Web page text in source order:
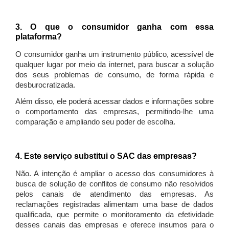
3. O que o consumidor ganha com essa
plataforma?
O consumidor ganha um instrumento público, acessível de
qualquer lugar por meio da internet, para buscar a solução
dos seus problemas de consumo, de forma rápida e
desburocratizada.
Além disso, ele poderá acessar dados e informações sobre
o comportamento das empresas, permitindo-lhe uma
comparação e ampliando seu poder de escolha.
4. Este serviço substitui o SAC das empresas?
Não. A intenção é ampliar o acesso dos consumidores à
busca de solução de conflitos de consumo não resolvidos
pelos canais de atendimento das empresas. As
reclamações registradas alimentam uma base de dados
qualificada, que permite o monitoramento da efetividade
desses canais das empresas e oferece insumos para o